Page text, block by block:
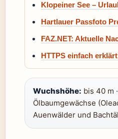
Klopeiner See –
Hartlauer Passfoto
FAZ.NET: Aktuelle
HTTPS einfach
Wuchshöhe: bis 40 m ·
Ölbaumgewächse
Auenwälder und